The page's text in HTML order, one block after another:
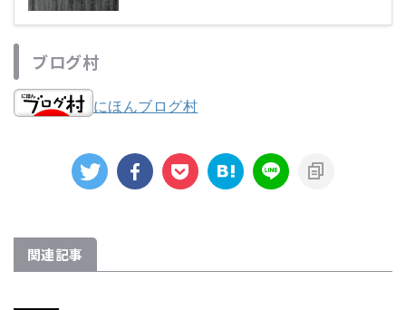
ブログ村
にほんブログ村
関連記事